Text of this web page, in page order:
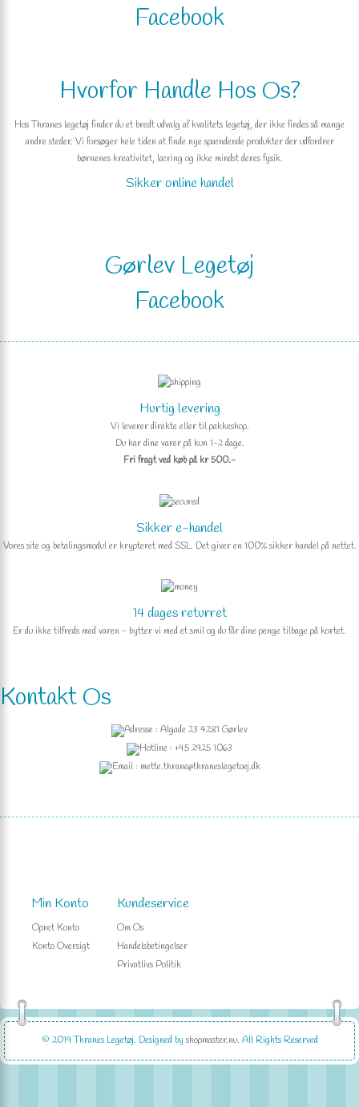
Facebook
Hvorfor Handle Hos Os?
Hos Thranes legetøj finder du et bredt udvalg af kvalitets legetøj, der ikke findes så mange
andre steder. Vi forsøger hele tiden at finde nye spændende produkter der udfordrer
børnenes kreativitet, læring og ikke mindst deres fysik.
Sikker online handel
Gørlev Legetøj
Facebook
Hurtig levering
Vi leverer direkte eller til pakkeshop.
Du har dine varer på kun 1-2 dage.
Fri fragt ved køb på kr 500.-
Sikker e-handel
Vores site og betalingsmodul er krypteret med SSL. Det giver en 100% sikker handel på nettet.
14 dages returret
Er du ikke tilfreds med varen - bytter vi med et smil og du får dine penge tilbage på kortet.
Kontakt Os
Adresse : Algade 23 4281 Gørlev
Hotline : +45 2925 1063
Email : mette.thrane@thraneslegetoej.dk
Min Konto
Opret Konto
Konto Oversigt
Kundeservice
Om Os
Handelsbetingelser
Privatlivs Politik
© 2019Thranes Legetøj. Designed byshopmaster.nu. All Rights Reserved